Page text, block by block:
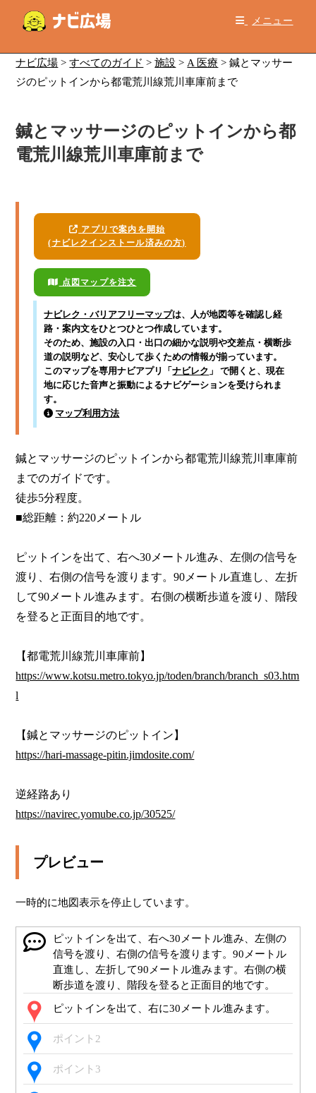
メニュー
ナビ広場 >すべてのガイド >施設 > A 医療 >鍼とマッサー
ジのピットインから都電荒川線荒川車庫前まで
鍼とマッサージのピットインから都
電荒川線荒川車庫前まで
アプリで案内を開始
(ナビレクインストール済みの方)
点図マップを注文
ナビレク・バリアフリーマップは、人が地図等を確認し経
路・案内文をひとつひとつ作成しています。
そのため、施設の入口・出口の細かな説明や交差点・横断歩
道の説明など、安心して歩くための情報が揃っています。
このマップを専用ナビアプリ「ナビレク 」 で開くと、現在
地に応じた音声と振動によるナビゲーションを受けられま
す。
マップ利用方法
鍼とマッサージのピットインから都電荒川線荒川車庫前
までのガイドです。
徒歩5分程度。
■総距離：約220メートル
ピットインを出て、右へ30メートル進み、左側の信号を
渡り、右側の信号を渡ります。90メートル直進し、左折
して90メートル進みます。右側の横断歩道を渡り、階段
を登ると正面目的地です。
https://www.kotsu.metro.tokyo.jp/toden/branch/branch_s03.htm
l
https://hari-massage-pitin.jimdosite.com/
https://navirec.yomube.co.jp/30525/
プレビュー
一時的に地図表示を停止しています。
ピットインを出て、右へ30メートル進み、左側の
信号を渡り、右側の信号を渡ります。90メートル
直進し、左折して90メートル進みます。右側の横
断歩道を渡り、階段を登ると正面目的地です。
ピットインを出て、右に30メートル進みます。
ポイント2
ポイント3